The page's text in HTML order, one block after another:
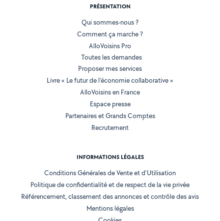
PRÉSENTATION
Qui sommes-nous ?
Comment ça marche ?
AlloVoisins Pro
Toutes les demandes
Proposer mes services
Livre « Le futur de l'économie collaborative »
AlloVoisins en France
Espace presse
Partenaires et Grands Comptes
Recrutement
INFORMATIONS LÉGALES
Conditions Générales de Vente et d'Utilisation
Politique de confidentialité et de respect de la vie privée
Référencement, classement des annonces et contrôle des avis
Mentions légales